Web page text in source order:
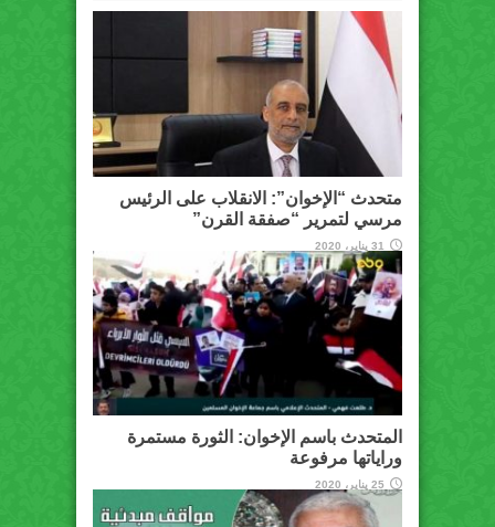
متحدث “الإخوان”: الانقلاب على الرئيس
مرسي لتمرير “صفقة القرن”
31 يناير، 2020
المتحدث باسم الإخوان: الثورة مستمرة
وراياتها مرفوعة
25 يناير، 2020